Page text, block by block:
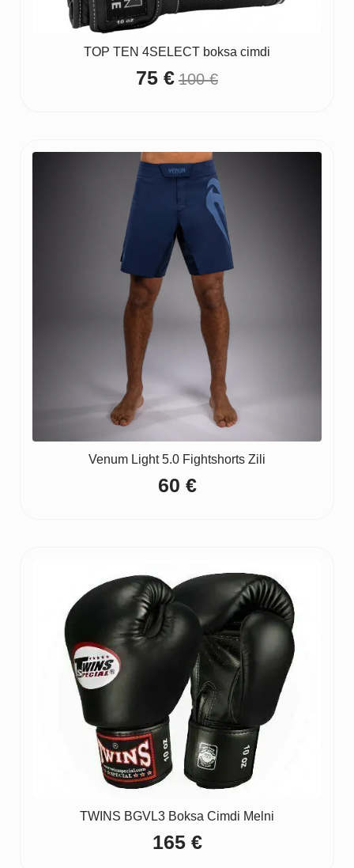
TOP TEN 4SELECT boksa cimdi
100€
Original
100 €.
75€Current
75 €.
Venum Light 5.0 Fightshorts Zili
60 €
TWINS BGVL3 Boksa Cimdi Melni
165 €